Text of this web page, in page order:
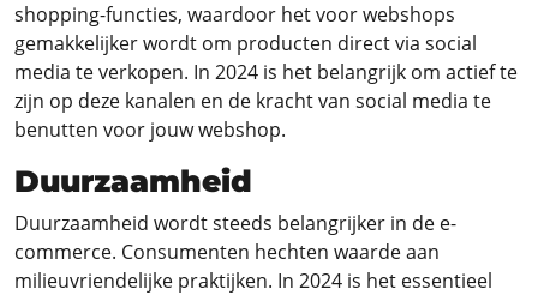
shopping-functies, waardoor het voor webshops
gemakkelijker wordt om producten direct via social
media te verkopen. In 2024 is het belangrijk om actief te
zijn op deze kanalen en de kracht van social media te
benutten voor jouw webshop.
Duurzaamheid
Duurzaamheid wordt steeds belangrijker in de e-
commerce. Consumenten hechten waarde aan
milieuvriendelijke praktijken. In 2024 is het essentieel